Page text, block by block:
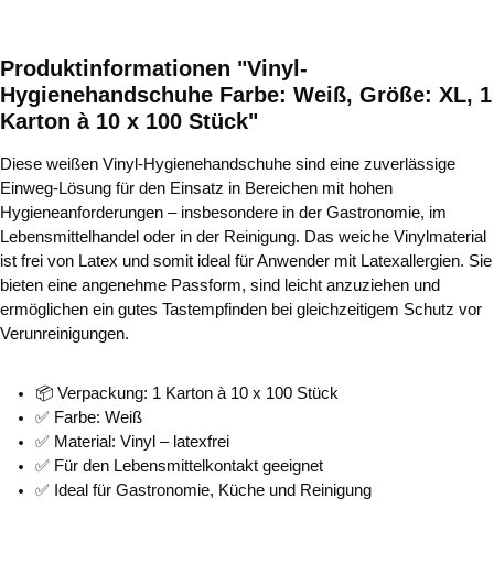
Produktinformationen "Vinyl-
Hygienehandschuhe Farbe: Weiß, Größe: XL, 1
Karton à 10 x 100 Stück"
Diese weißen Vinyl-Hygienehandschuhe sind eine zuverlässige
Einweg-Lösung für den Einsatz in Bereichen mit hohen
Hygieneanforderungen – insbesondere in der Gastronomie, im
Lebensmittelhandel oder in der Reinigung. Das weiche Vinylmaterial
ist frei von Latex und somit ideal für Anwender mit Latexallergien. Sie
bieten eine angenehme Passform, sind leicht anzuziehen und
ermöglichen ein gutes Tastempfinden bei gleichzeitigem Schutz vor
Verunreinigungen.
📦 Verpackung: 1 Karton à 10 x 100 Stück
✅ Farbe: Weiß
✅ Material: Vinyl – latexfrei
✅ Für den Lebensmittelkontakt geeignet
✅ Ideal für Gastronomie, Küche und Reinigung